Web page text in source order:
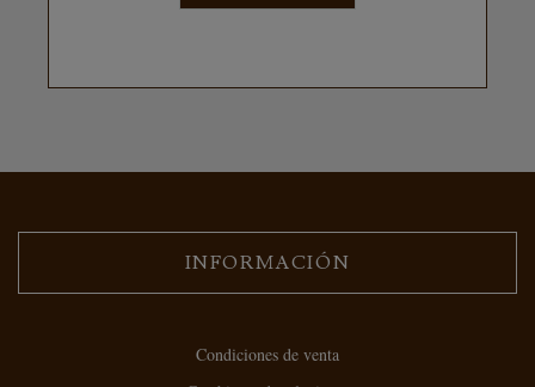
INFORMACIÓN
Condiciones de venta